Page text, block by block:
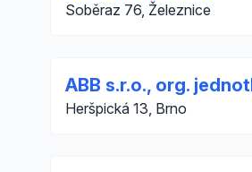
Soběraz 76, Železnice
ABB s.r.o., org.
Heršpická 13, Brno